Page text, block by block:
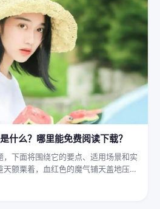
什么？哪里能免费阅读下载？
下面将围绕它的要点、适用场景和实
颤栗着，血红色的魔气铺天盖地压向
阵。阵中百万仙神联军已是强弩之